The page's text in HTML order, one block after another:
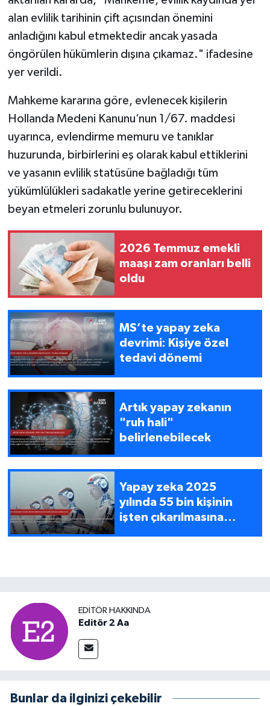
alan evlilik tarihinin çift açısından önemini
anladığını kabul etmektedir ancak yasada
öngörülen hükümlerin dışına çıkamaz." ifadesine
yer verildi.
Mahkeme kararına göre, evlenecek kişilerin
Hollanda Medeni Kanunu’nun 1/67. maddesi
uyarınca, evlendirme memuru ve tanıklar
huzurunda, birbirlerini eş olarak kabul ettiklerini
ve yasanın evlilik statüsüne bağladığı tüm
yükümlülükleri sadakatle yerine getireceklerini
beyan etmeleri zorunlu bulunuyor.
2026 Temmuz emekli
maaşı zam oranları belli
oldu
MS’te yapay zeka
devrimi: Kişiye özel
tedavi dönemi
Artık yapay zekanın
"ruh hali"
belirlenebilecek
Yapay zeka 2025
yılında 55 bin kişinin
işten çıkarılmasına
EDITÖR HAKKINDA
Editör 2 Aa
Bunlar da ilginizi çekebilir